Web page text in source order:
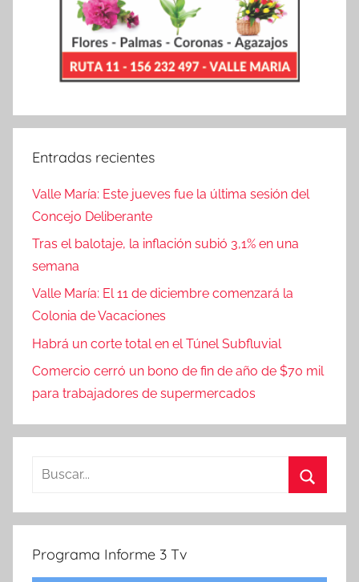
Entradas recientes
Valle María: Este jueves fue la última sesión del
Concejo Deliberante
Tras el balotaje, la inflación subió 3,1% en una
semana
Valle María: El 11 de diciembre comenzará la
Colonia de Vacaciones
Habrá un corte total en el Túnel Subfluvial
Comercio cerró un bono de fin de año de $70 mil
para trabajadores de supermercados
Buscar:
Programa Informe 3 Tv